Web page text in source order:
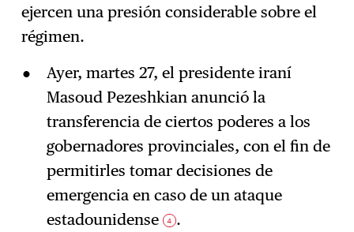
ejercen una presión considerable sobre el
régimen.
Ayer, martes 27, el presidente iraní
Masoud Pezeshkian anunció la
transferencia de ciertos poderes a los
gobernadores provinciales, con el fin de
permitirles tomar decisiones de
emergencia en caso de un ataque
estadounidense
4 .